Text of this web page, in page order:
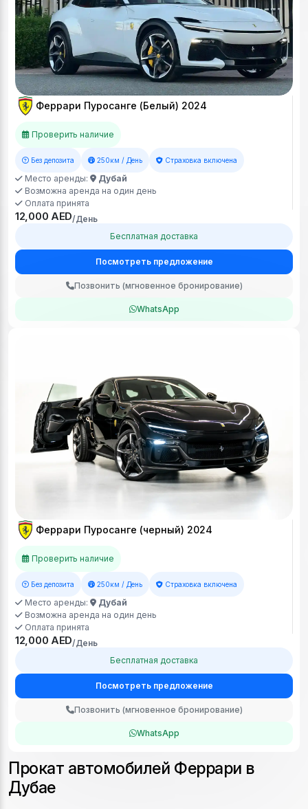
Феррари Пуросанге (Белый) 2024
Проверить наличие
Без депозита 250км / День Страховка включена
Место аренды:
Дубай
Возможна аренда на один день
Оплата принята
12,000 AED/День
Бесплатная доставка
Посмотреть предложение
Позвонить (мгновенное бронирование)
WhatsApp
Феррари Пуросанге (черный) 2024
Проверить наличие
Без депозита 250км / День Страховка включена
Место аренды:
Дубай
Возможна аренда на один день
Оплата принята
12,000 AED/День
Бесплатная доставка
Посмотреть предложение
Позвонить (мгновенное бронирование)
WhatsApp
Прокат автомобилей Феррари в
Дубае